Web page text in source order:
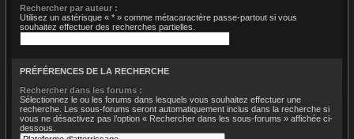
Rechercher par auteur :
Utilisez un astérisque « * » comme métacaractère passe-partout si vous
souhaitez effectuer des recherches partielles.
PRÉFÉRENCES DE LA RECHERCHE
Rechercher dans les forums :
Sélectionnez le ou les forums dans lesquels vous souhaitez effectuer une
recherche. Les sous-forums seront automatiquement inclus dans la recherche si
vous ne désactivez pas l’option « Rechercher dans les sous-forums » affichée ci-
dessous.